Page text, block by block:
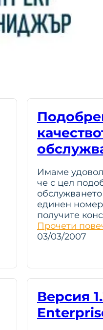
Имаме
че с цел
единен
получите
Прочети
03/03/2007
Версия